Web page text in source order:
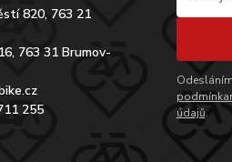
820, 763 21
763 31 Brumov-
255
údajů.